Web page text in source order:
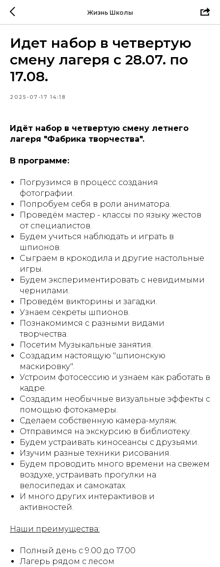
Жизнь Школы
Идет набор в четвертую
смену лагеря с 28.07. по
17.08.
2025-07-17 14:18
Идёт набор в четвертую смену летнего
лагеря "Фабрика творчества".
В программе:
Погрузимся в процесс создания
фотографии.
Попробуем себя в роли аниматора.
Проведём мастер - классы по языку жестов
от специалистов.
Будем учиться наблюдать и играть в
шпионов.
Сыграем в крокодила и другие настольные
игры.
Будем экспериментировать с невидимыми
чернилами.
Проведём викторины и загадки.
Узнаем секреты шпионов.
Познакомимся с разными видами
творчества.
Посетим Музыкальные занятия.
Создадим настоящую "шпионскую
маскировку".
Устроим фотосессию и узнаем как работать в
кадре.
Создадим необычные визуальные эффекты с
помощью фотокамеры.
Сделаем собственную камера-муляж.
Отправимся на экскурсию в библиотеку.
Будем устраивать киносеансы с друзьями.
Изучим разные техники рисования.
Будем проводить много времени на свежем
воздухе, устраивать прогулки на
велосипедах и самокатах.
И много других интерактивов и
активностей.
Наши преимущества:
Полный день с 9.00 до 17.00
Лагерь рядом с лесом